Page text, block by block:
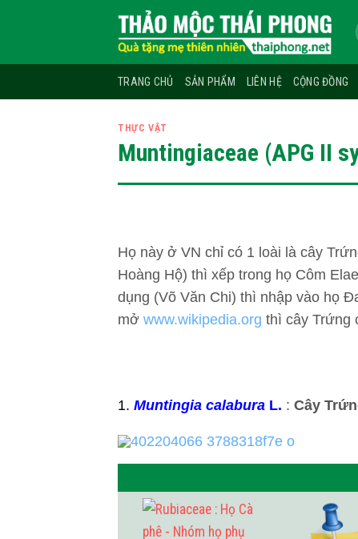
TRANG CHỦ SẢN PHẨM LIÊN HỆ CỘNG ĐỒNG
THỰC VẬT
Muntingiaceae (APG II
Họ này ở VN chỉ có 1 loài là cây
Hoàng Hộ) thì xếp trong họ Côm
dụng (Võ Văn Chi) thì nhập vào họ
mở www.wikipedia.org thì cây Trứng
1. Muntingia calabura L. : Cây